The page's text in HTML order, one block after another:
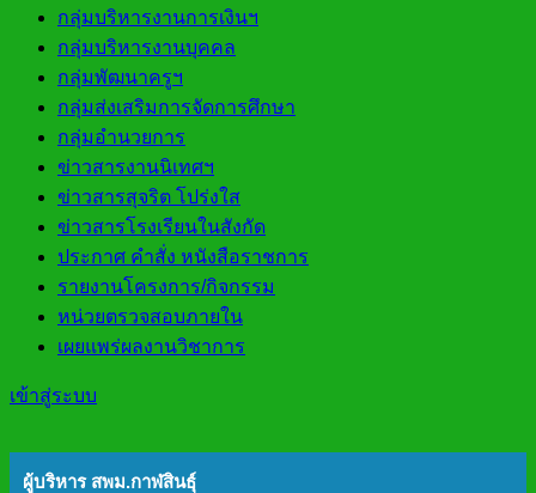
กลุ่มบริหารงานการเงินฯ
กลุ่มบริหารงานบุคคล
กลุ่มพัฒนาครูฯ
กลุ่มส่งเสริมการจัดการศึกษา
กลุ่มอำนวยการ
ข่าวสารงานนิเทศฯ
ข่าวสารสุจริต โปร่งใส
ข่าวสารโรงเรียนในสังกัด
ประกาศ คำสั่ง หนังสือราชการ
รายงานโครงการ/กิจกรรม
หน่วยตรวจสอบภายใน
เผยแพร่ผลงานวิชาการ
เข้าสู่ระบบ
ผู้บริหาร สพม.กาฬสินธุ์